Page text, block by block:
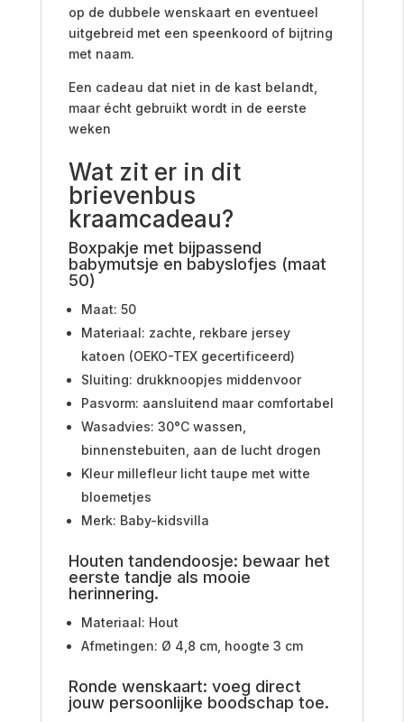
op de dubbele wenskaart en eventueel
uitgebreid met een speenkoord of bijtring
met naam.
Een cadeau dat niet in de kast belandt,
maar écht gebruikt wordt in de eerste
weken
Wat zit er in dit
brievenbus
kraamcadeau?
Boxpakje met bijpassend
babymutsje en babyslofjes (maat
50)
Maat: 50
Materiaal: zachte, rekbare jersey
katoen (OEKO-TEX gecertificeerd)
Sluiting: drukknoopjes middenvoor
Pasvorm: aansluitend maar comfortabel
Wasadvies: 30°C wassen,
binnenstebuiten, aan de lucht drogen
Kleur millefleur licht taupe met witte
bloemetjes
Merk: Baby-kidsvilla
Houten tandendoosje: bewaar het
eerste tandje als mooie
herinnering.
Materiaal: Hout
Afmetingen: Ø 4,8 cm, hoogte 3 cm
Ronde wenskaart: voeg direct
jouw persoonlijke boodschap toe.